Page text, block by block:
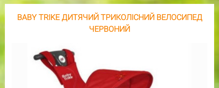
BABY TRIKE ДИТЯЧИЙ ТРИКОЛІСНИЙ ВЕЛОСИПЕД
ЧЕРВОНИЙ